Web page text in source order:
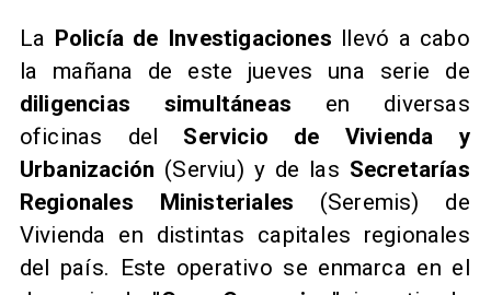
La Policía de Investigaciones llevó a cabo
la mañana de este jueves una serie de
diligencias simultáneas en diversas
oficinas del Servicio de Vivienda y
Urbanización (Serviu) y de las Secretarías
Regionales Ministeriales (Seremis) de
Vivienda en distintas capitales regionales
del país. Este operativo se enmarca en el